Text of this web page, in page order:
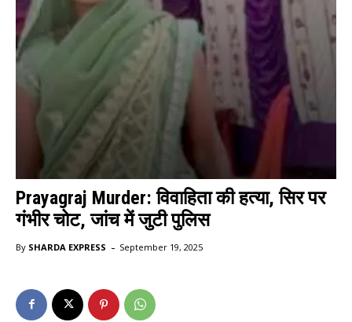
Prayagraj Murder: विवाहिता की हत्या, सिर पर
गंभीर चोट, जांच में जुटी पुलिस
By SHARDA EXPRESS - September 19, 2025